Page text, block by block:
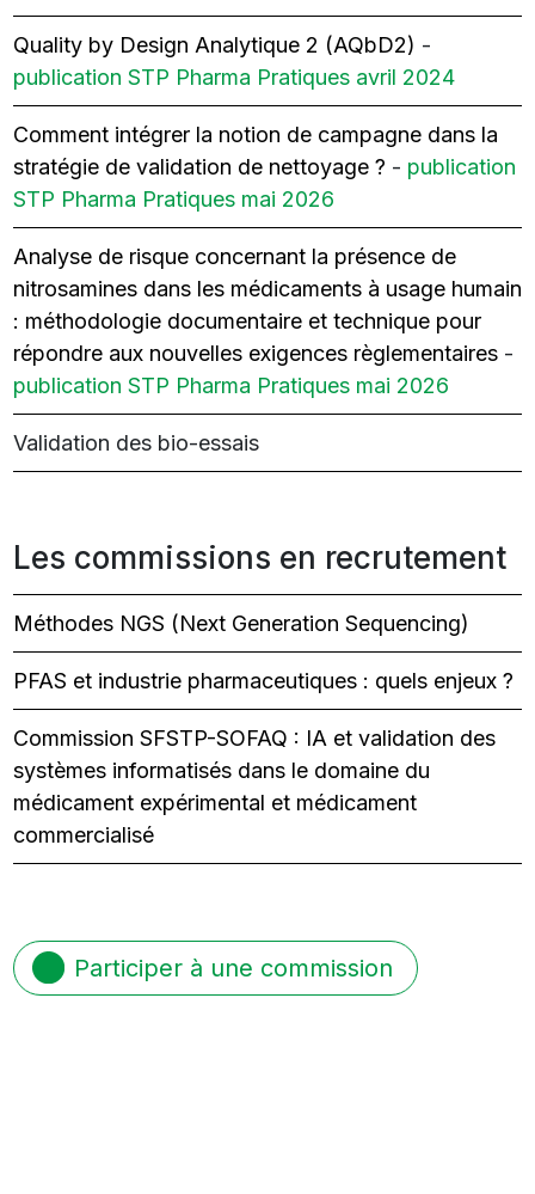
Quality by Design Analytique 2 (AQbD2) -
publication STP Pharma Pratiques avril 2024
Comment intégrer la notion de campagne dans la
stratégie de validation de nettoyage ? - publication
STP Pharma Pratiques mai 2026
Analyse de risque concernant la présence de
nitrosamines dans les médicaments à usage humain
: méthodologie documentaire et technique pour
répondre aux nouvelles exigences règlementaires-
publication STP Pharma Pratiques mai 2026
Validation des bio-essais
Les commissions en recrutement
Méthodes NGS (Next Generation Sequencing)
PFAS et industrie pharmaceutiques : quels enjeux ?
Commission SFSTP-SOFAQ : IA et validation des
systèmes informatisés dans le domaine du
médicament expérimental et médicament
commercialisé
Participer à une commission